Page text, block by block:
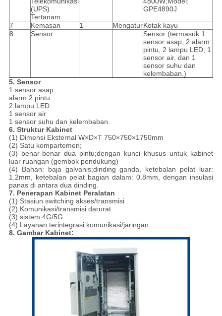
(UPS)
Tertanam
GPE4890J
7 Kemasan 1 MengaturKotak kayu
8
Sensor
Sensor (termasuk 1
sensor asap, 2 alarm
pintu, 2 lampu LED, 1
sensor air, dan 1
sensor suhu dan
kelembaban.)
5. Sensor
1 sensor asap
alarm 2 pintu
2 lampu LED
1 sensor air
1 sensor suhu dan kelembaban.
6. Struktur Kabinet
(1) Dimensi Eksternal W×D×T 750×750×1750mm
(2) Satu kompartemen;
(3) benar-benar dua pintu;dengan kunci khusus untuk kabinet
luar ruangan (gembok pendukung)
(4) Bahan: baja galvanis;dinding ganda, ketebalan pelat luar:
1.2mm, ketebalan pelat bagian dalam: 0.8mm, dengan insulasi
panas di antara dua dinding.
7. Penerapan Kabinet Peralatan
(1) Stasiun switching akses/transmisi
(2) Komunikasi/transmisi darurat
(3) sistem 4G/5G
(4) Layanan terintegrasi komunikasi/jaringan
8. Gambar Kabinet: